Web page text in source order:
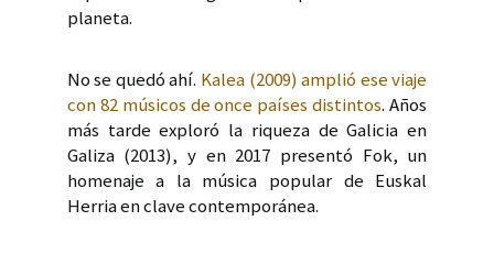
planeta.
No se quedó ahí. Kalea (2009) amplió ese viaje
con 82 músicos de once países distintos. Años
más tarde exploró la riqueza de Galicia en
Galiza (2013), y en 2017 presentó Fok, un
homenaje a la música popular de Euskal
Herria en clave contemporánea.